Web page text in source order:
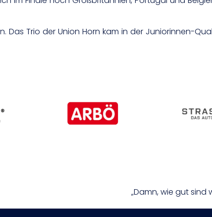
Das Trio der Union Horn kam in der Juniorinnen-
„Damn, wie gut sind